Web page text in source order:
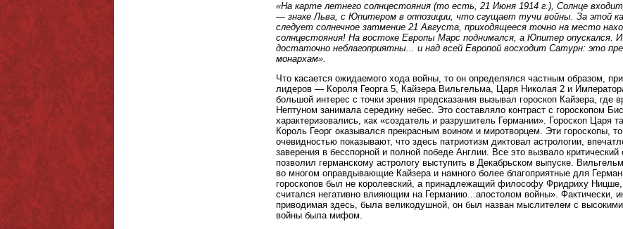
«На карте летнего солнцестояния (то есть, 21 Июня 1914 г.), Солнце
— знаке Льва, с Юпитером в оппозиции, что сгущает тучи войны. За этой
следует солнечное затмение 21 Августа, приходящееся точно на место
солнцестояния! На востоке Европы Марс поднимался, а Юпитер опускался.
достаточно неблагоприятны... и над всей Европой восходит Сатурн: это
монархам».
Что касается ожидаемого хода войны, то он определялся частным образом,
лидеров — Короля Георга 5, Кайзера Вильгельма, Царя Николая 2 и
большой интерес с точки зрения предсказания вызывал гороскоп Кайзера, где
Нептуном занимала середину небес. Это составляло контраст с гороскопом
характеризовались, как «создатель и разрушитель Германии». Гороскоп Царя
Король Георг оказывался прекрасным воином и миротворцем. Эти гороскопы,
очевидностью показывают, что здесь патриотизм диктовал астрологии,
заверения в бесспорной и полной победе Англии. Все это вызвало
позволил германскому астрологу выступить в Декабрьском выпуске.
во многом оправдывающие Кайзера и намного более благоприятные для
гороскопов был не королевский, а принадлежащий философу Фридриху Ницше,
считался негативно влияющим на Германию...апостолом войны». Фактически,
приводимая здесь, была великодушной, он был назван мыслителем с
войны была мифом.